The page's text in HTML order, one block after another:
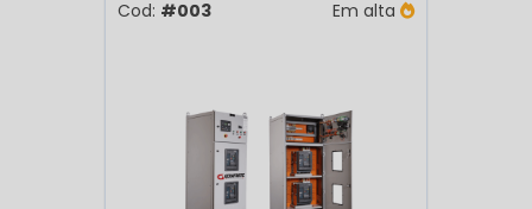
Quadro manual: Requer intervenção
Quadro automático: Controla o gerador de
forma totalmente automatizada, ideal para
aplicações onde a continuidade de energia
Cod: #003 Em alta